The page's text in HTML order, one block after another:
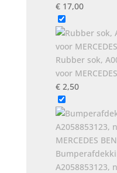
€17,00
Rubber sok,
voor
€2,50
A2058853123,